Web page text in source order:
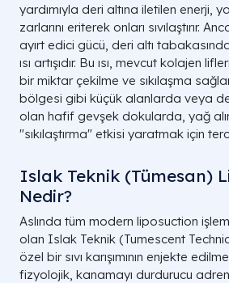
yardımıyla deri altına iletilen enerji,
zarlarını eriterek onları sıvılaştırır.
ayırt edici gücü, deri altı
ısı artışıdır. Bu ısı, mevcut kolajen
bir miktar çekilme ve sıkılaşma
bölgesi gibi küçük alanlarda veya
olan hafif gevşek dokularda, yağ
"sıkılaştırma" etkisi yaratmak için
Islak Teknik (Tümesan)
Nedir?
Aslında tüm modern liposuction
olan Islak Teknik (Tumescent
özel bir sıvı karışımının enjekte
fizyolojik, kanamayı durdurucu